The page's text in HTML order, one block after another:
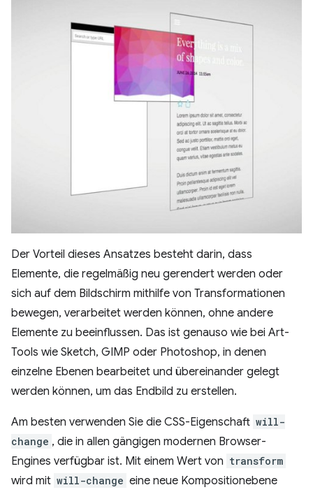
Der Vorteil dieses Ansatzes besteht darin, dass
Elemente, die regelmäßig neu gerendert werden oder
sich auf dem Bildschirm mithilfe von Transformationen
bewegen, verarbeitet werden können, ohne andere
Elemente zu beeinflussen. Das ist genauso wie bei Art-
Tools wie Sketch, GIMP oder Photoshop, in denen
einzelne Ebenen bearbeitet und übereinander gelegt
werden können, um das Endbild zu erstellen.
Am besten verwenden Sie die CSS-Eigenschaft will-
change , die in allen gängigen modernen Browser-
Engines verfügbar ist. Mit einem Wert von transform
wird mit will-change eine neue Kompositionebene